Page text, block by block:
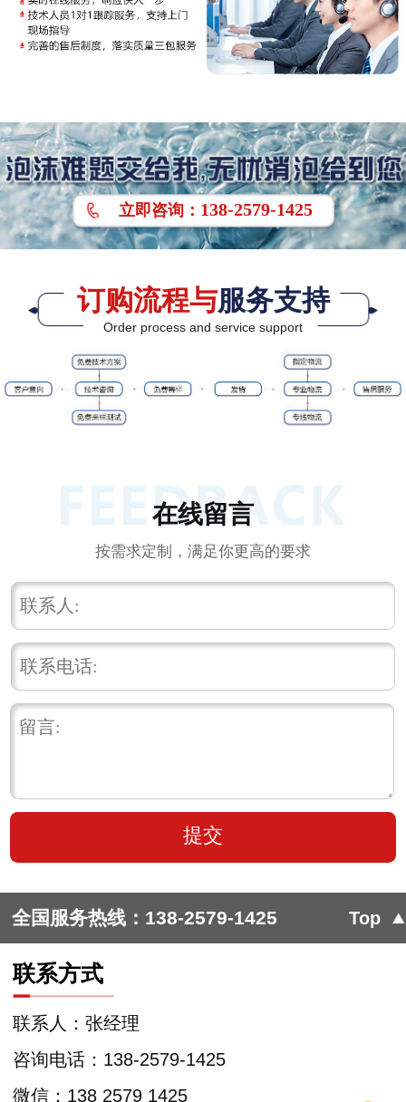
立即咨询 ： 138-2579-1425
订购流程与服务支持
Order process and service support
在线留言
按需求定制，满足你更高的要求
全国服务热线： 138-2579-1425 Top
联系方式
咨询电话：138-2579-1425
联系人：张经理
微信：138 2579 1425